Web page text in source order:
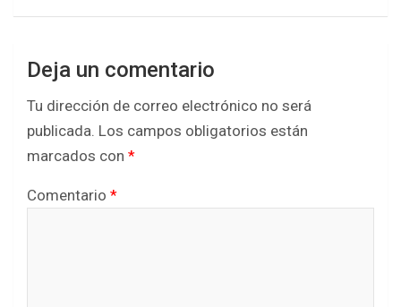
Deja un comentario
Tu dirección de correo electrónico no será
publicada. Los campos obligatorios están
marcados con *
Comentario *